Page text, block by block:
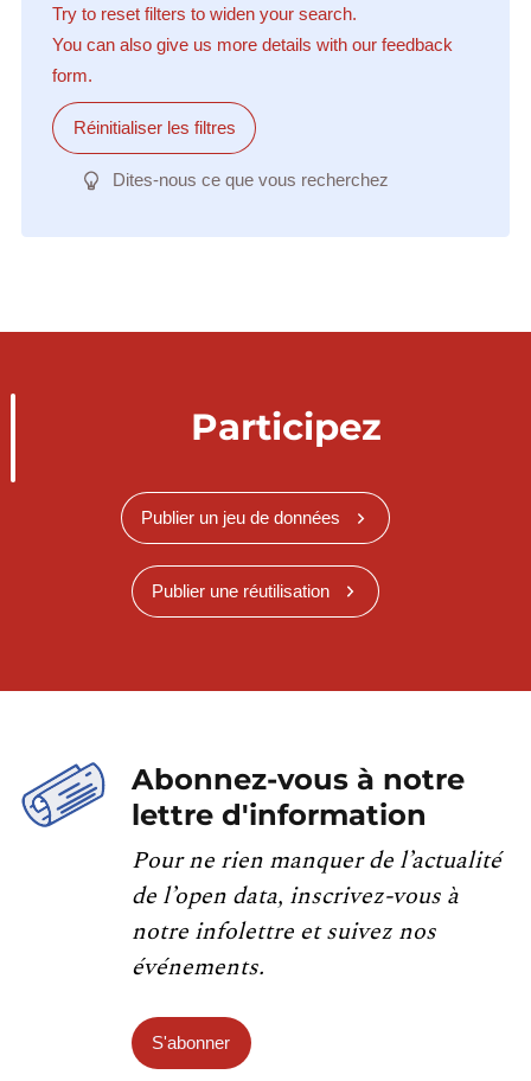
Try to reset filters to widen your search.
You can also give us more details with our feedback
form.
Réinitialiser les filtres
Dites-nous ce que vous recherchez
Participez
Publier un jeu de données
Publier une réutilisation
Abonnez-vous à notre
lettre d'information
Pour ne rien manquer de l’actualité
de l’open data, inscrivez-vous à
notre infolettre et suivez nos
événements.
S'abonner